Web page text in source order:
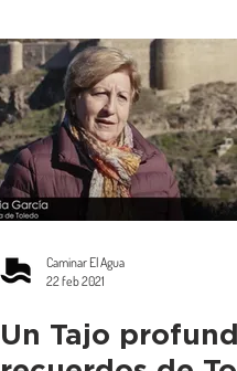
Caminar El Agua
22 feb 2021
Un Tajo